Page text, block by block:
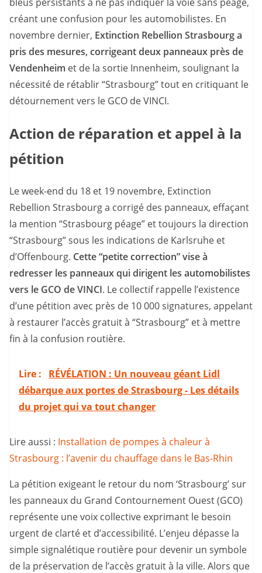
créant une confusion pour les automobilistes. En
novembre dernier, Extinction Rebellion Strasbourg a
pris des mesures, corrigeant deux panneaux près de
Vendenheim et de la sortie Innenheim, soulignant la
nécessité de rétablir “Strasbourg” tout en critiquant le
détournement vers le GCO de VINCI.
Action de réparation et appel à la
pétition
Le week-end du 18 et 19 novembre, Extinction
Rebellion Strasbourg a corrigé des panneaux, effaçant
la mention “Strasbourg péage” et toujours la direction
“Strasbourg” sous les indications de Karlsruhe et
d’Offenbourg. Cette “petite correction” vise à
redresser les panneaux qui dirigent les automobilistes
vers le GCO de VINCI. Le collectif rappelle l’existence
d’une pétition avec près de 10 000 signatures, appelant
à restaurer l’accès gratuit à “Strasbourg” et à mettre
fin à la confusion routière.
Lire :
RÉVÉLATION : Un nouveau géant Lidl
débarque aux portes de Strasbourg - Les détails
du projet qui va tout changer
Lire aussi : Installation de pompes à chaleur à
Strasbourg : l’avenir du chauffage dans le Bas-Rhin
La pétition exigeant le retour du nom ‘Strasbourg’ sur
les panneaux du Grand Contournement Ouest (GCO)
représente une voix collective exprimant le besoin
urgent de clarté et d’accessibilité. L’enjeu dépasse la
simple signalétique routière pour devenir un symbole
de la préservation de l’accès gratuit à la ville. Alors que